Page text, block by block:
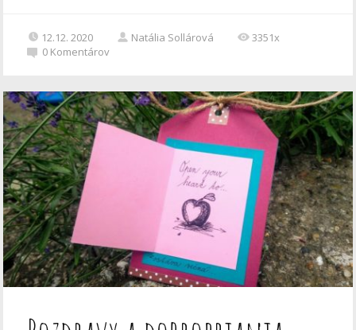
12.12. 2020 Natália Sollárová
3351x
0 Komentárov